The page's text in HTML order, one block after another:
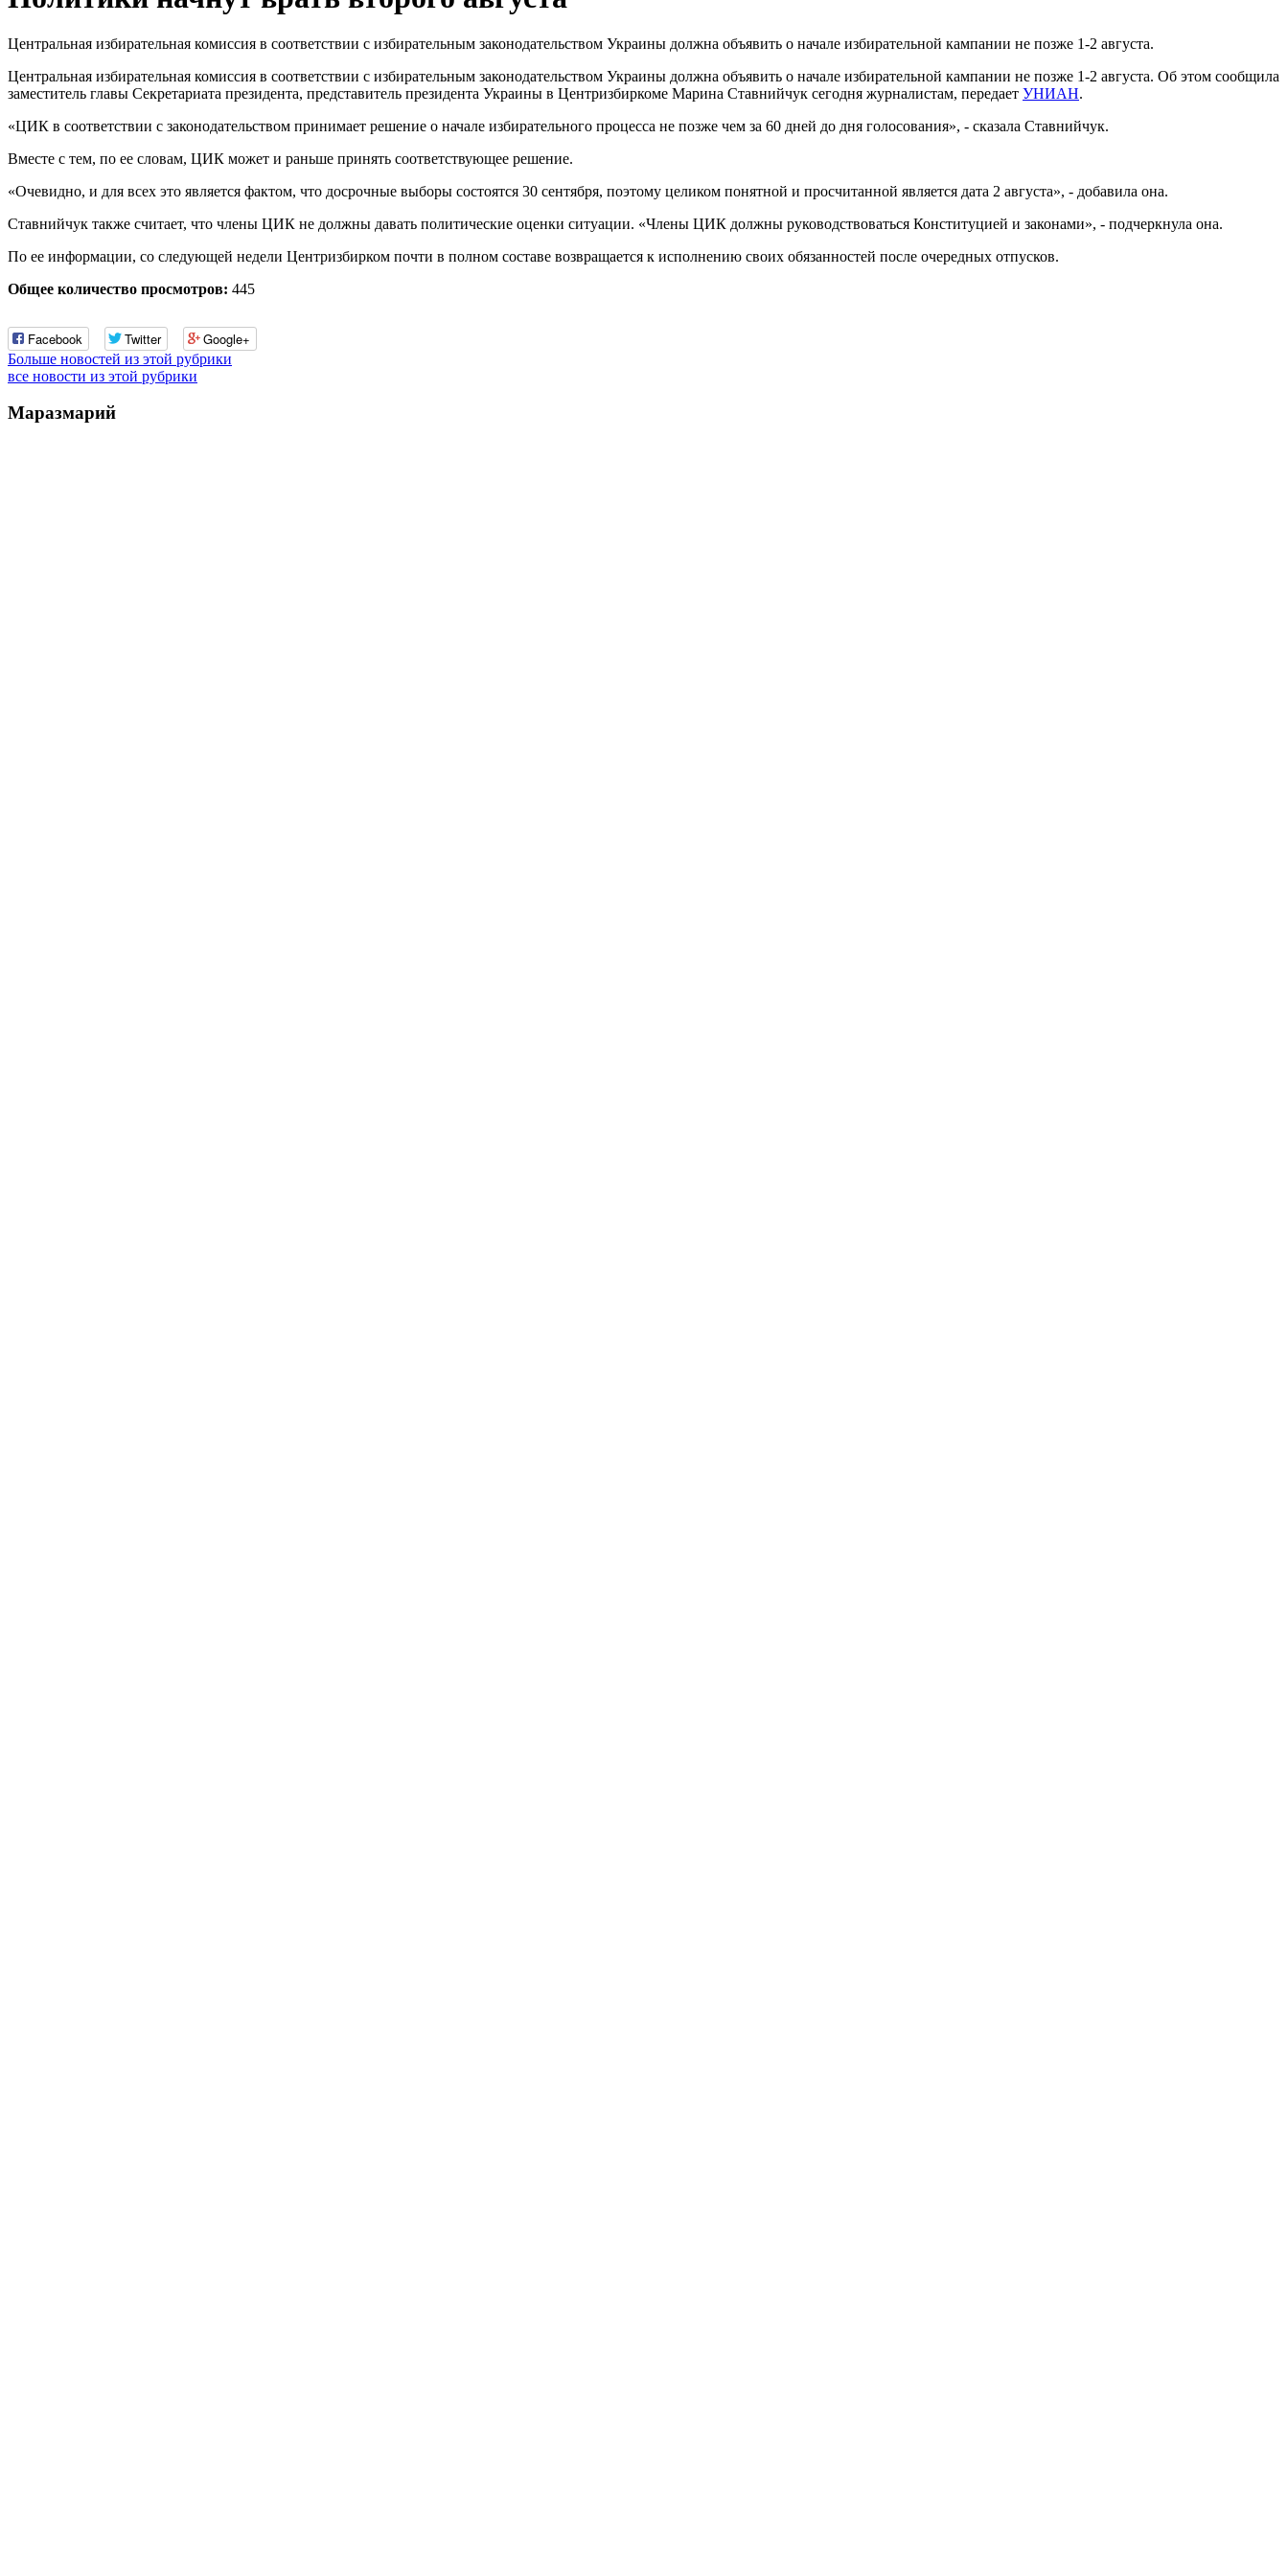
Центральная избирательная комиссия в соответствии с избирательным законодательством Украины должна объявить о начале избирательной кампании не позже 1-2 августа.
Центральная избирательная комиссия в соответствии с избирательным законодательством Украины должна объявить о начале избирательной кампании не позже 1-2 августа. Об этом сообщила
заместитель главы Секретариата президента, представитель президента Украины в Центризбиркоме Марина Ставнийчук сегодня журналистам, передает УНИАН.
«ЦИК в соответствии с законодательством принимает решение о начале избирательного процесса не позже чем за 60 дней до дня голосования», - сказала Ставнийчук.
Вместе с тем, по ее словам, ЦИК может и раньше принять соответствующее решение.
«Очевидно, и для всех это является фактом, что досрочные выборы состоятся 30 сентября, поэтому целиком понятной и просчитанной является дата 2 августа», - добавила она.
Ставнийчук также считает, что члены ЦИК не должны давать политические оценки ситуации. «Члены ЦИК должны руководствоваться Конституцией и законами», - подчеркнула она.
По ее информации, со следующей недели Центризбирком почти в полном составе возвращается к исполнению своих обязанностей после очередных отпусков.
Общее количество просмотров: 445
Facebook Twitter Google+
Больше новостей из этой рубрики
все новости из этой рубрики
Маразмарий